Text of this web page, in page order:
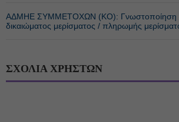
ΑΔΜΗΕ ΣΥΜΜΕΤΟΧΩΝ (KO): Γνωστοποίηση
δικαιώματος μερίσματος / πληρωμής
ΣΧΟΛΙΑ ΧΡΗΣΤΩΝ